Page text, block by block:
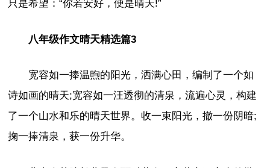
只是希望：“你若安好，便是晴天!”
八年级作文晴天精选篇3
宽容如一捧温煦的阳光，洒满心田，编制了一个如
诗如画的晴天;宽容如一汪透彻的清泉，流遍心灵，构建
了一个山水和乐的晴天世界。收一束阳光，撤一份阴暗;
掬一捧清泉，获一份升华。